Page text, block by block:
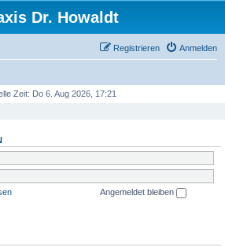
Dr. Howaldt
Anmelden
Registrieren
Zeit: Do 6. Aug 2026, 17:21
Angemeldet bleiben